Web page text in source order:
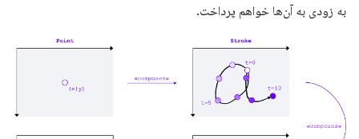
به زودی به آن‌ها خواهم پرداخت.